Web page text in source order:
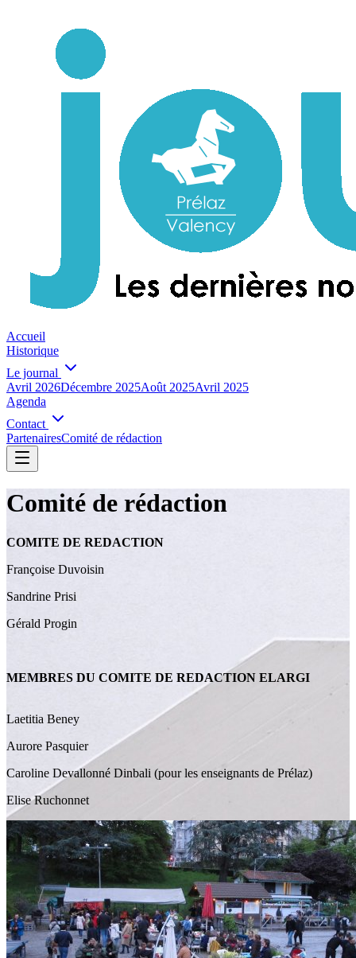
Accueil
Historique
Le journal
Avril 2026Décembre 2025Août 2025Avril 2025
Agenda
Contact
PartenairesComité de rédaction
Comité de rédaction
COMITE DE REDACTION
​Françoise Duvoisin
Sandrine Prisi
Gérald Progin
MEMBRES DU COMITE DE REDACTION ELARGI
Laetitia Beney
Aurore Pasquier
Caroline Devallonné Dinbali (pour les enseignants de Prélaz)
Elise Ruchonnet